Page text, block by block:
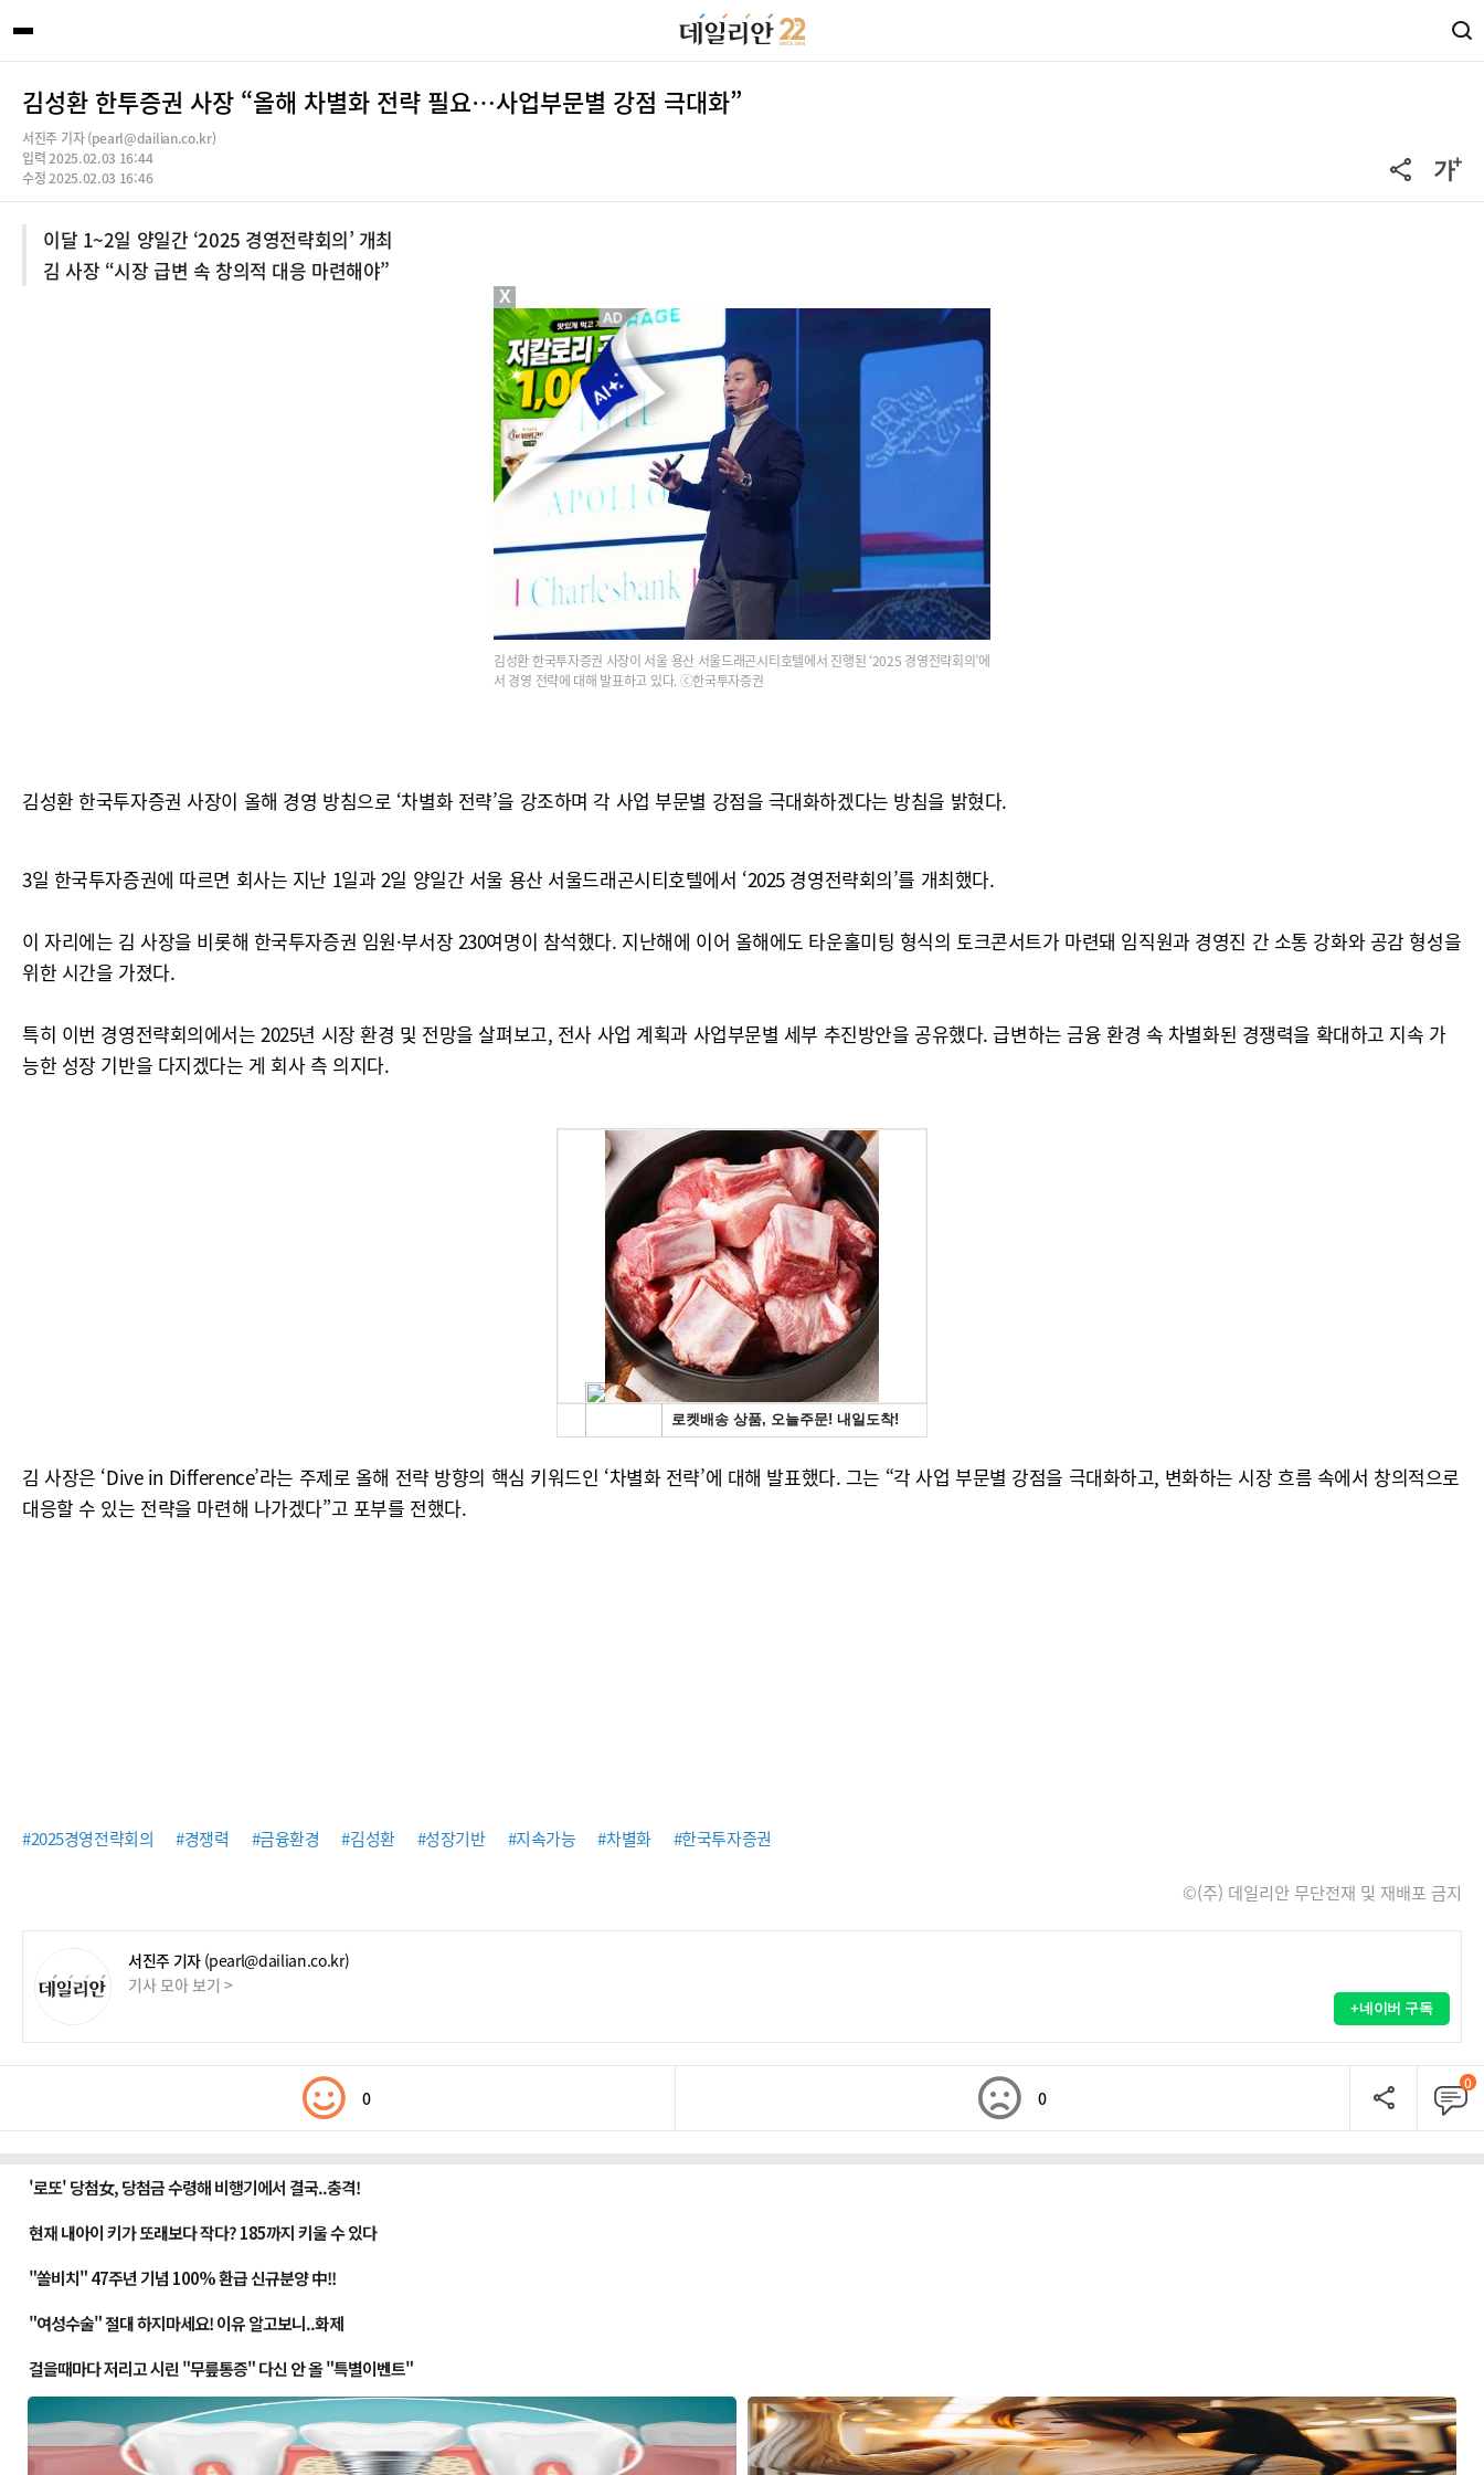
김성환 한투증권 사장 “올해 차별화 전략 필요…사업부문별 강점 극대화”
서진주 기자 (pearl@dailian.co.kr)
입력 2025.02.03 16:44
수정 2025.02.03 16:46
이달 1~2일 양일간 ‘2025 경영전략회의’ 개최
김 사장 “시장 급변 속 창의적 대응 마련해야”
김성환 한국투자증권 사장이 서울 용산 서울드래곤시티호텔에서 진행된 ‘2025 경영전략회의’에
서 경영 전략에 대해 발표하고 있다. ⓒ한국투자증권
김성환 한국투자증권 사장이 올해 경영 방침으로 ‘차별화 전략’을 강조하며 각 사업 부문별 강점을 극대화하겠다는 방침을 밝혔다.
3일 한국투자증권에 따르면 회사는 지난 1일과 2일 양일간 서울 용산 서울드래곤시티호텔에서 ‘2025 경영전략회의’를 개최했다.
이 자리에는 김 사장을 비롯해 한국투자증권 임원·부서장 230여명이 참석했다. 지난해에 이어 올해에도 타운홀미팅 형식의 토크콘서트가 마련돼 임직원과 경영진 간 소통 강화와 공감 형성을
위한 시간을 가졌다.
특히 이번 경영전략회의에서는 2025년 시장 환경 및 전망을 살펴보고, 전사 사업 계획과 사업부문별 세부 추진방안을 공유했다. 급변하는 금융 환경 속 차별화된 경쟁력을 확대하고 지속 가
능한 성장 기반을 다지겠다는 게 회사 측 의지다.
김 사장은 ‘Dive in Difference’라는 주제로 올해 전략 방향의 핵심 키워드인 ‘차별화 전략’에 대해 발표했다. 그는 “각 사업 부문별 강점을 극대화하고, 변화하는 시장 흐름 속에서 창의적으로
대응할 수 있는 전략을 마련해 나가겠다”고 포부를 전했다.
#2025경영전략회의 #경쟁력 #금융환경 #김성환 #성장기반 #지속가능 #차별화 #한국투자증권
©(주) 데일리안 무단전재 및 재배포 금지
서진주 기자 (pearl@dailian.co.kr)
기사 모아 보기 >
+네이버 구독
0 0
0
X